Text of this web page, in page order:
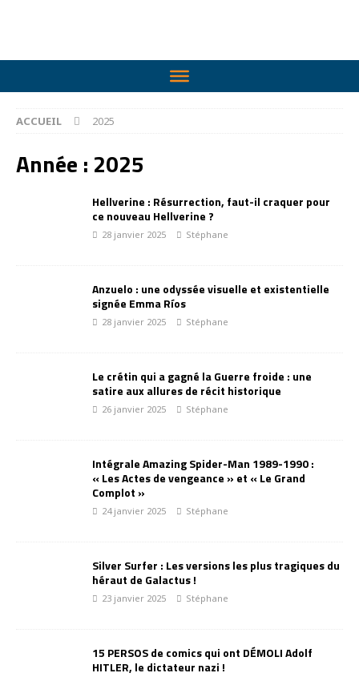
ACCUEIL 2025
Année : 2025
Hellverine : Résurrection, faut-il craquer pour
ce nouveau Hellverine ?
28 janvier 2025 Stéphane
Anzuelo : une odyssée visuelle et existentielle
signée Emma Ríos
28 janvier 2025 Stéphane
Le crétin qui a gagné la Guerre froide : une
satire aux allures de récit historique
26 janvier 2025 Stéphane
Intégrale Amazing Spider-Man 1989-1990 :
« Les Actes de vengeance » et « Le Grand
Complot »
24 janvier 2025 Stéphane
Silver Surfer : Les versions les plus tragiques du
héraut de Galactus !
23 janvier 2025 Stéphane
15 PERSOS de comics qui ont DÉMOLI Adolf
HITLER, le dictateur nazi !